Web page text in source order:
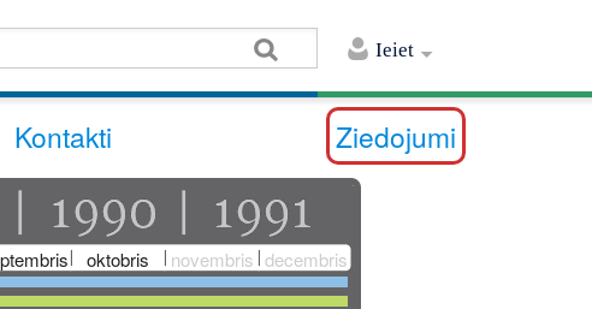
Ieiet
Kontakti Ziedojumi
oktobris novembris decembris